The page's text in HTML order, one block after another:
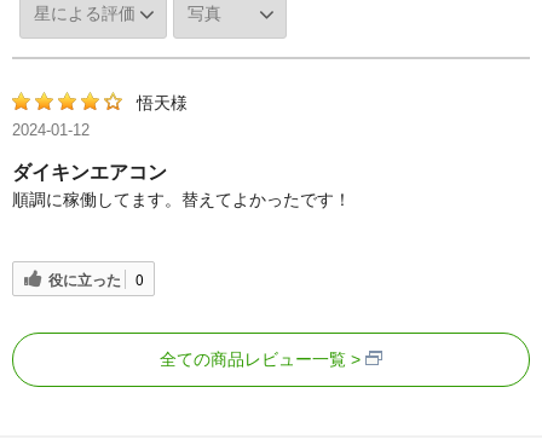
悟天様
2024-01-12
ダイキンエアコン
順調に稼働してます。替えてよかったです！
役に立った 0
全ての商品レビュー一覧